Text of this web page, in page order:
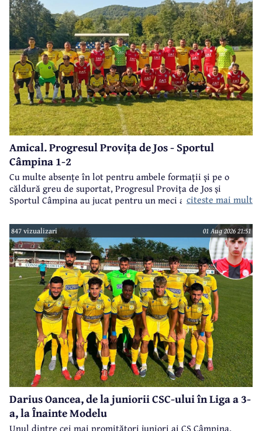
Amical. Progresul Provița de Jos - Sportul
Câmpina 1-2
Cu multe absențe în lot pentru ambele formații și pe o
căldură greu de suportat, Progresul Provița de Jos și
Sportul Câmpina au jucat pentru un meci amical.citeste mai mult
847 vizualizari 01 Aug 2026 21:51
Darius Oancea, de la juniorii CSC-ului în Liga a 3-
a, la Înainte Modelu